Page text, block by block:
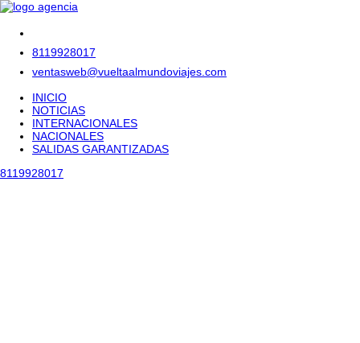
8119928017
ventasweb@vueltaalmundoviajes.com
INICIO
NOTICIAS
INTERNACIONALES
NACIONALES
SALIDAS GARANTIZADAS
8119928017